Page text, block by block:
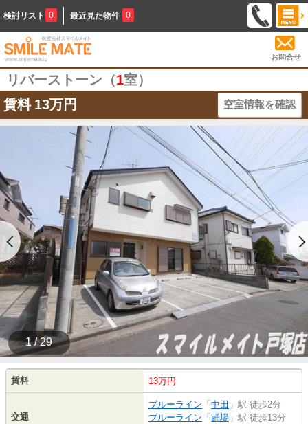
検討リスト 0 最近見た物件 0
お問合せ
リバーストーン（1室）
賃料 13万円 空室情報を確認
1 / 29
賃料 13万円
交通
ブルーライン 「 中田 」駅 徒歩2分
ブルーライン 「 踊場 」駅 徒歩13分